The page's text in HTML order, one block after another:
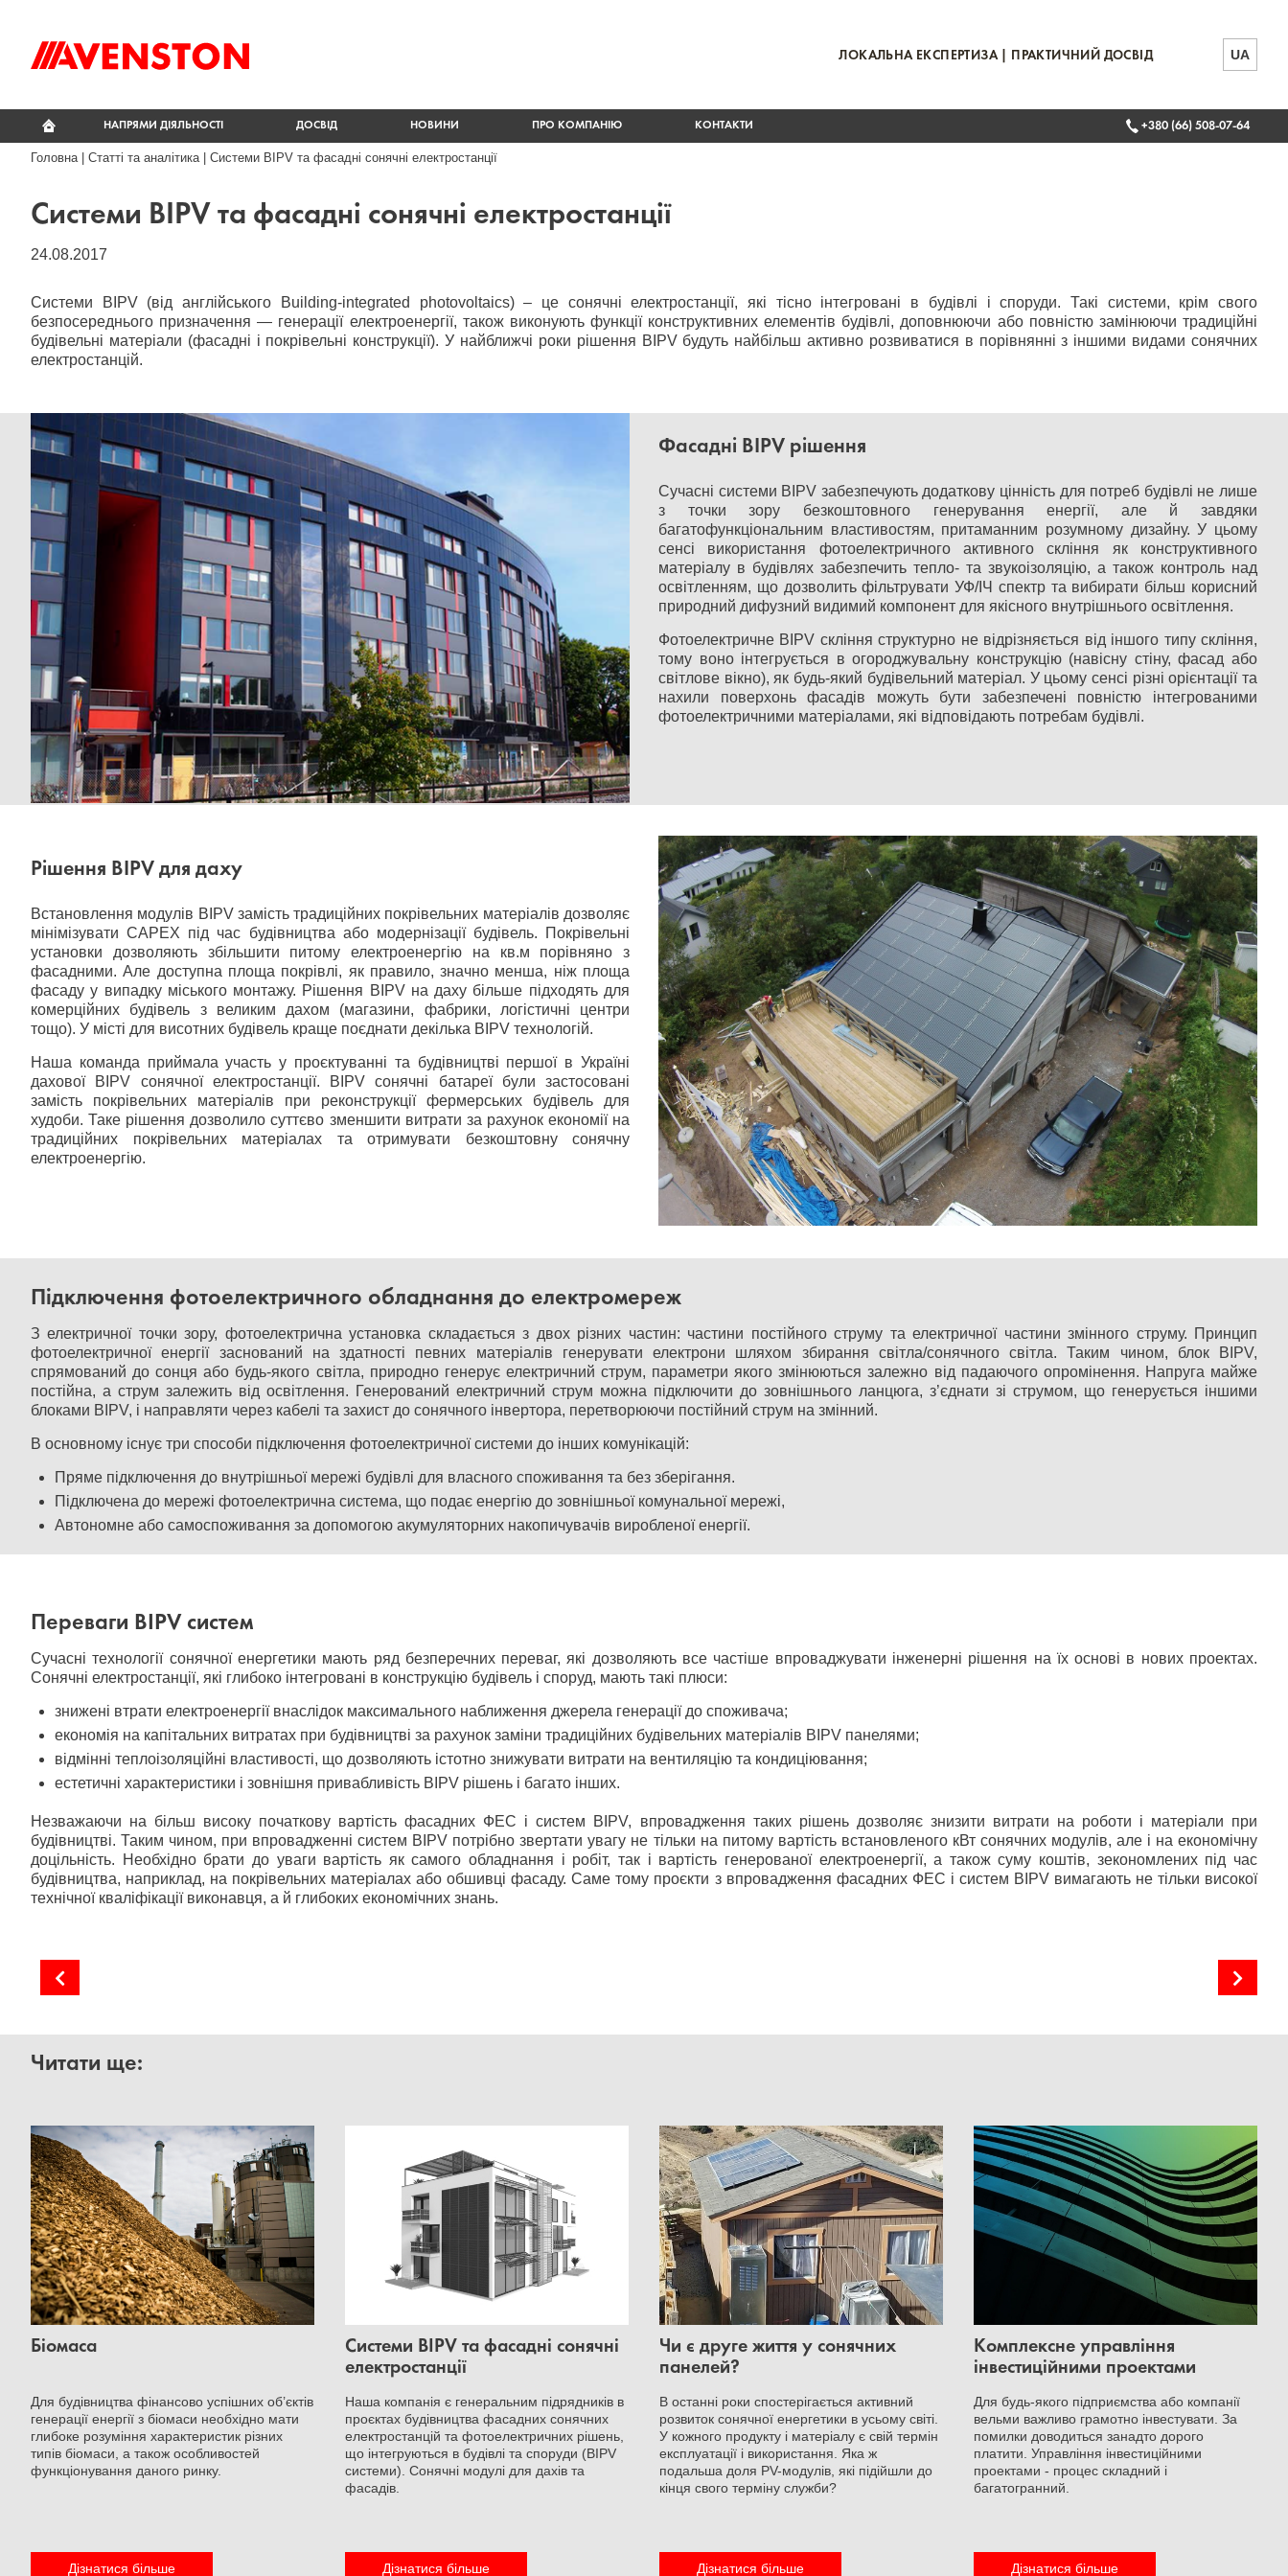
ЛОКАЛЬНА ЕКСПЕРТИЗА | ПРАКТИЧНИЙ ДОСВІД UA
НАПРЯМИ ДІЯЛЬНОСТІ ДОСВІД НОВИНИ ПРО КОМПАНІЮ КОНТАКТИ +380 (66) 508-07-64
Головна| Статті та аналітика| Системи BIPV та фасадні сонячні електростанції
Системи BIPV та фасадні сонячні електростанції
24.08.2017
Системи BIPV (від англійського Building-integrated photovoltaics) – це сонячні електростанції, які тісно інтегровані в будівлі і споруди. Такі системи, крім свого
безпосереднього призначення — генерації електроенергії, також виконують функції конструктивних елементів будівлі, доповнюючи або повністю замінюючи традиційні
будівельні матеріали (фасадні і покрівельні конструкції). У найближчі роки рішення BIPV будуть найбільш активно розвиватися в порівнянні з іншими видами сонячних
електростанцій.
Фасадні BIPV рішення
Сучасні системи BIPV забезпечують додаткову цінність для потреб будівлі не лише
з точки зору безкоштовного генерування енергії, але й завдяки
багатофункціональним властивостям, притаманним розумному дизайну. У цьому
сенсі використання фотоелектричного активного скління як конструктивного
матеріалу в будівлях забезпечить тепло- та звукоізоляцію, а також контроль над
освітленням, що дозволить фільтрувати УФ/ІЧ спектр та вибирати більш корисний
природний дифузний видимий компонент для якісного внутрішнього освітлення.
Фотоелектричне BIPV скління структурно не відрізняється від іншого типу скління,
тому воно інтегрується в огороджувальну конструкцію (навісну стіну, фасад або
світлове вікно), як будь-який будівельний матеріал. У цьому сенсі різні орієнтації та
нахили поверхонь фасадів можуть бути забезпечені повністю інтегрованими
фотоелектричними матеріалами, які відповідають потребам будівлі.
Рішення BIPV для даху
Встановлення модулів BIPV замість традиційних покрівельних матеріалів дозволяє
мінімізувати CAPEX під час будівництва або модернізації будівель. Покрівельні
установки дозволяють збільшити питому електроенергію на кв.м порівняно з
фасадними. Але доступна площа покрівлі, як правило, значно менша, ніж площа
фасаду у випадку міського монтажу. Рішення BIPV на даху більше підходять для
комерційних будівель з великим дахом (магазини, фабрики, логістичні центри
тощо). У місті для висотних будівель краще поєднати декілька BIPV технологій.
Наша команда приймала участь у проєктуванні та будівництві першої в Україні
дахової BIPV сонячної електростанції. BIPV сонячні батареї були застосовані
замість покрівельних матеріалів при реконструкції фермерських будівель для
худоби. Таке рішення дозволило суттєво зменшити витрати за рахунок економії на
традиційних покрівельних матеріалах та отримувати безкоштовну сонячну
електроенергію.
Підключення фотоелектричного обладнання до електромереж
З електричної точки зору, фотоелектрична установка складається з двох різних частин: частини постійного струму та електричної частини змінного струму. Принцип
фотоелектричної енергії заснований на здатності певних матеріалів генерувати електрони шляхом збирання світла/сонячного світла. Таким чином, блок BIPV,
спрямований до сонця або будь-якого світла, природно генерує електричний струм, параметри якого змінюються залежно від падаючого опромінення. Напруга майже
постійна, а струм залежить від освітлення. Генерований електричний струм можна підключити до зовнішнього ланцюга, з’єднати зі струмом, що генерується іншими
блоками BIPV, і направляти через кабелі та захист до сонячного інвертора, перетворюючи постійний струм на змінний.
В основному існує три способи підключення фотоелектричної системи до інших комунікацій:
Пряме підключення до внутрішньої мережі будівлі для власного споживання та без зберігання.
Підключена до мережі фотоелектрична система, що подає енергію до зовнішньої комунальної мережі,
Автономне або самоспоживання за допомогою акумуляторних накопичувачів виробленої енергії.
Переваги BIPV систем
Сучасні технології сонячної енергетики мають ряд безперечних переваг, які дозволяють все частіше впроваджувати інженерні рішення на їх основі в нових проектах.
Сонячні електростанції, які глибоко інтегровані в конструкцію будівель і споруд, мають такі плюси:
знижені втрати електроенергії внаслідок максимального наближення джерела генерації до споживача;
економія на капітальних витратах при будівництві за рахунок заміни традиційних будівельних матеріалів BIPV панелями;
відмінні теплоізоляційні властивості, що дозволяють істотно знижувати витрати на вентиляцію та кондиціювання;
естетичні характеристики і зовнішня привабливість BIPV рішень і багато інших.
Незважаючи на більш високу початкову вартість фасадних ФЕС і систем BIPV, впровадження таких рішень дозволяє знизити витрати на роботи і матеріали при
будівництві. Таким чином, при впровадженні систем BIPV потрібно звертати увагу не тільки на питому вартість встановленого кВт сонячних модулів, але і на економічну
доцільність. Необхідно брати до уваги вартість як самого обладнання і робіт, так і вартість генерованої електроенергії, а також суму коштів, зекономлених під час
будівництва, наприклад, на покрівельних матеріалах або обшивці фасаду. Саме тому проєкти з впровадження фасадних ФЕС і систем BIPV вимагають не тільки високої
технічної кваліфікації виконавця, а й глибоких економічних знань.
Читати ще:
Біомаса
Для будівництва фінансово успішних об’єктів
генерації енергії з біомаси необхідно мати
глибоке розуміння характеристик різних
типів біомаси, а також особливостей
функціонування даного ринку.
Дізнатися більше
Системи BIPV та фасадні сонячні
електростанції
Наша компанія є генеральним підрядників в
проєктах будівництва фасадних сонячних
електростанцій та фотоелектричних рішень,
що інтегруються в будівлі та споруди (BIPV
системи). Сонячні модулі для дахів та
фасадів.
Дізнатися більше
Чи є друге життя у сонячних
панелей?
В останні роки спостерігається активний
розвиток сонячної енергетики в усьому світі.
У кожного продукту і матеріалу є свій термін
експлуатації і використання. Яка ж
подальша доля PV-модулів, які підійшли до
кінця свого терміну служби?
Дізнатися більше
Комплексне управління
інвестиційними проектами
Для будь-якого підприємства або компанії
вельми важливо грамотно інвестувати. За
помилки доводиться занадто дорого
платити. Управління інвестиційними
проектами - процес складний і
багатогранний.
Дізнатися більше